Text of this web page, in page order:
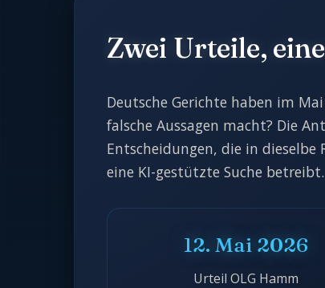
Zwei Urteile,
Deutsche Gerichte haben im
falsche Aussagen macht? Die
Entscheidungen, die in
eine KI-gestützte Suche betreibt.
12. Mai 2026
Urteil OLG Hamm